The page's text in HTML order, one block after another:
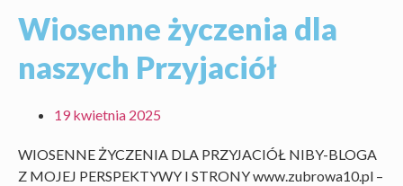
Wiosenne życzenia dla
naszych Przyjaciół
19 kwietnia 2025
WIOSENNE ŻYCZENIA DLA PRZYJACIÓŁ NIBY-BLOGA
Z MOJEJ PERSPEKTYWY I STRONY www.zubrowa10.pl –